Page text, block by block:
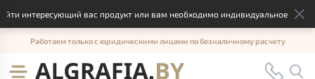
интересующий вас продукт или вам необходимо индивидуальное
Работаем только с юридическими лицами по безналичному расчету